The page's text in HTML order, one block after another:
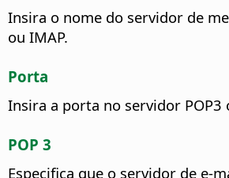
Insira o nome do servidor de
ou IMAP.
Porta
Insira a porta no servidor POP3
POP 3
Especifica que o servidor de e-